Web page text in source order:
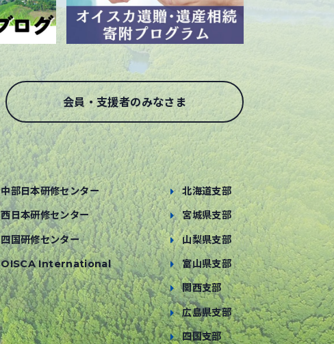
会員・支援者のみなさま
中部日本研修センター
西日本研修センター
四国研修センター
OISCA International
北海道支部
宮城県支部
山梨県支部
富山県支部
関西支部
広島県支部
四国支部